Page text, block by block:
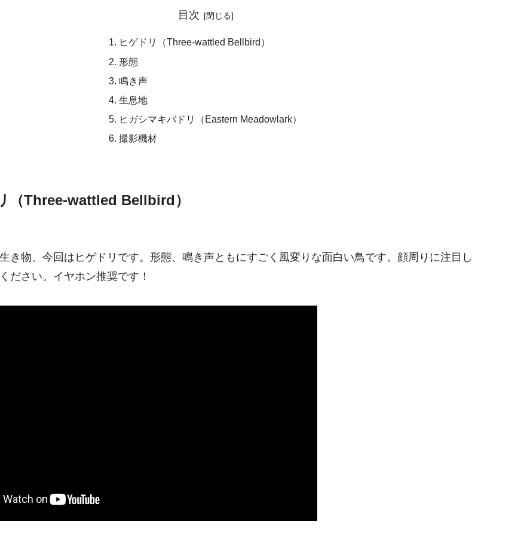
目次
ヒゲドリ（Three-wattled Bellbird）
形態
鳴き声
生息地
ヒガシマキバドリ（Eastern Meadowlark）
撮影機材
（Three-wattled Bellbird）
き物、今回はヒゲドリです。形態、鳴き声ともにすごく風変りな面白い鳥です。顔周りに注目し
ださい。イヤホン推奨です！